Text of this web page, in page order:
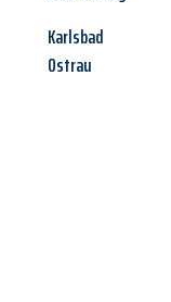
Karlsbad
Ostrau